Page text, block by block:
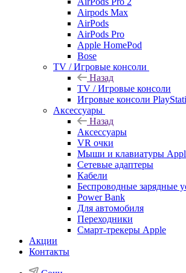
Airpods Max
AirPods
AirPods Pro
Apple HomePod
Bose
TV / Игровые консоли
Назад
TV / Игровые консоли
Игровые консоли
Аксессуары
Назад
Аксессуары
VR очки
Мыши и клавиатуры
Сетевые адаптеры
Кабели
Беспроводные зарядные
Power Bank
Для автомобиля
Переходники
Смарт-трекеры Apple
Акции
Контакты